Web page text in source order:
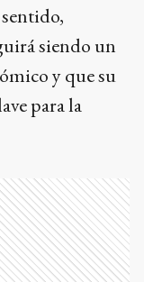
siendo un
y que su
para la